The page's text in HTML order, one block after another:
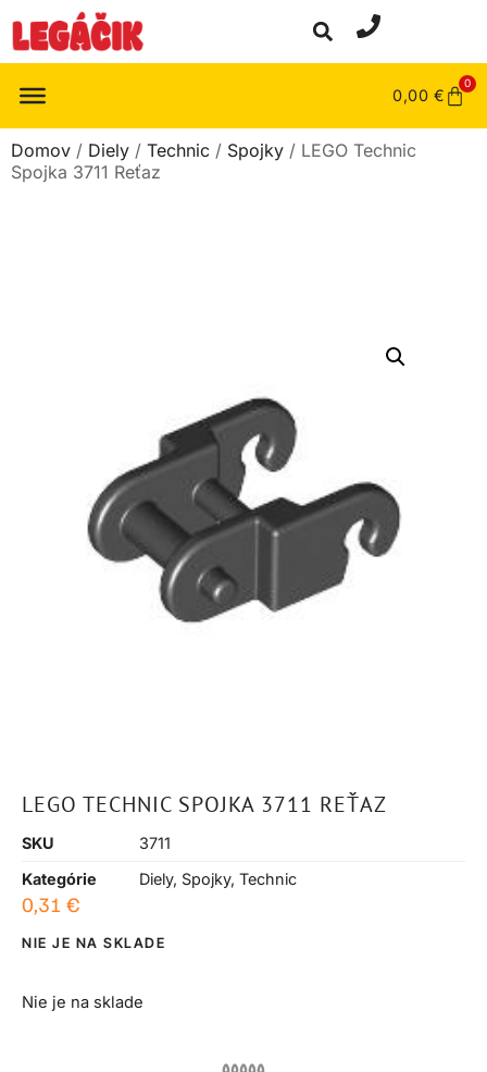
0,00 €
0
Domov / Diely / Technic / Spojky / LEGO Technic
Spojka 3711 Reťaz
LEGO TECHNIC SPOJKA 3711 REŤAZ
SKU
3711
Kategórie
Diely, Spojky, Technic
0,31 €
NIE JE NA SKLADE
Nie je na sklade